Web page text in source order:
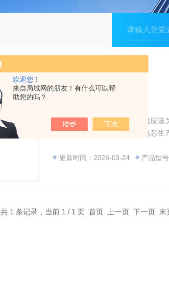
欢迎您！
来自局域网的朋友！有什么可以帮
助您的吗？
虽然说理想情况下电池的内阻应
电池劣化，内阻会增加。在电芯生
检查等）中进行内阻检查。
更新时间：2026-03-24 产品型号
共 1 条记录，当前 1 / 1 页 首页 上一页 下一页 末